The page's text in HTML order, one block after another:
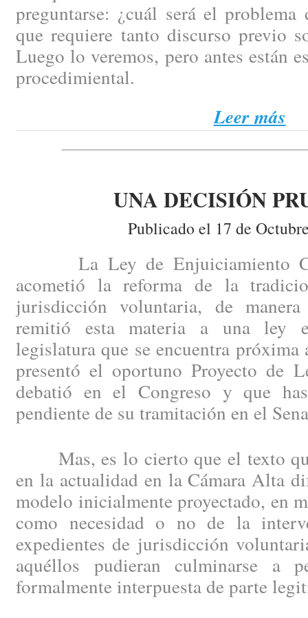
preguntarse: ¿cuál será el
que requiere tanto discurso previo
Luego lo veremos, pero antes están
procedimiental.
Leer más
UNA DECISIÓN
Publicado el 17 de
La Ley de Enjuiciamiento
acometió la reforma de la
jurisdicción voluntaria, de
remitió esta materia a una ley
legislatura que se encuentra
presentó el oportuno Proyecto de
debatió en el Congreso y que
pendiente de su tramitación en el
Mas, es lo cierto que el texto
en la actualidad en la Cámara Alta
modelo inicialmente proyectado, en
como necesidad o no de la
expedientes de jurisdicción
aquéllos pudieran culminarse a
formalmente interpuesta de parte